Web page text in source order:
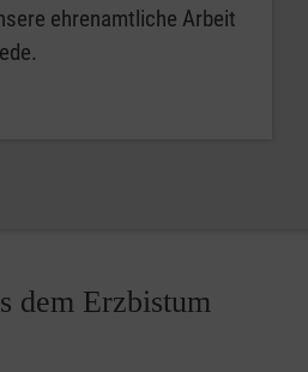
ehrenamtliche Arbeit
dem Erzbistum